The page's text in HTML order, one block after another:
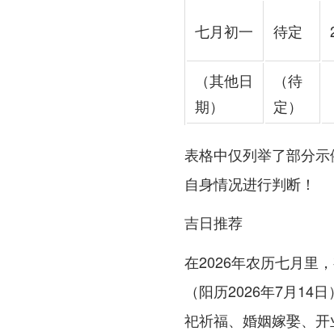
七月初一 待定
（其他日
期）
（待
定）
表格中仅列举了部分
自身情况进行判断！
吉日推荐
在2026年农历七月里
（阳历2026年7月14
祀祈福、婚姻嫁娶、开